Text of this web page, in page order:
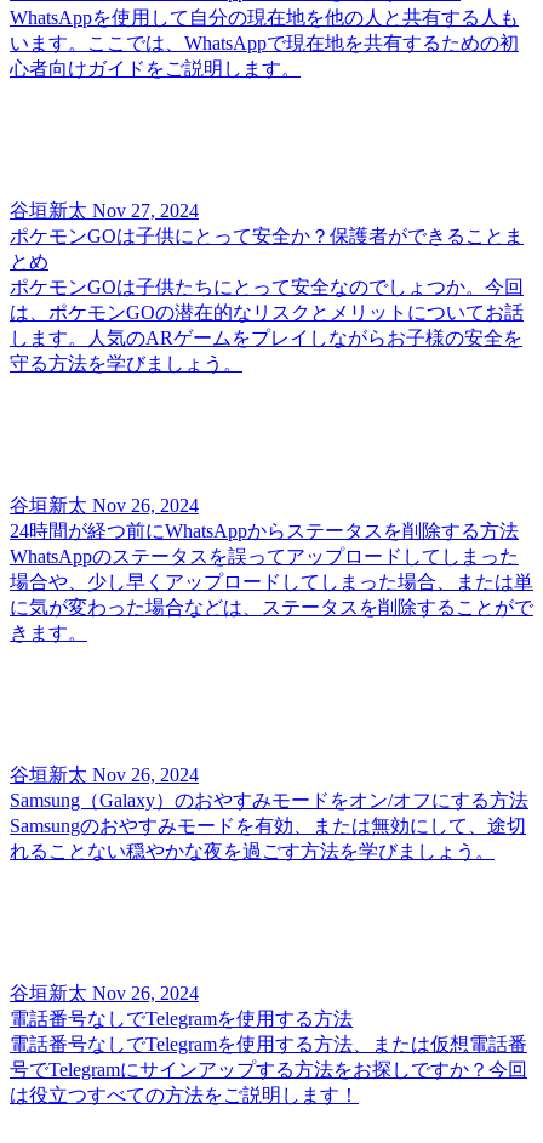
WhatsAppを使用して自分の現在地を他の人と共有する人も
います。ここでは、WhatsAppで現在地を共有するための初
心者向けガイドをご説明します。
谷垣新太 Nov 27, 2024
ポケモンGOは子供にとって安全か？保護者ができることま
とめ
ポケモンGOは子供たちにとって安全なのでしょつか。今回
は、ポケモンGOの潜在的なリスクとメリットについてお話
します。人気のARゲームをプレイしながらお子様の安全を
守る方法を学びましょう。
谷垣新太 Nov 26, 2024
24時間が経つ前にWhatsAppからステータスを削除する方法
WhatsAppのステータスを誤ってアップロードしてしまった
場合や、少し早くアップロードしてしまった場合、または単
に気が変わった場合などは、ステータスを削除することがで
きます。
谷垣新太 Nov 26, 2024
Samsung（Galaxy）のおやすみモードをオン/オフにする方法
Samsungのおやすみモードを有効、または無効にして、途切
れることない穏やかな夜を過ごす方法を学びましょう。
谷垣新太 Nov 26, 2024
電話番号なしでTelegramを使用する方法
電話番号なしでTelegramを使用する方法、または仮想電話番
号でTelegramにサインアップする方法をお探しですか？今回
は役立つすべての方法をご説明します！